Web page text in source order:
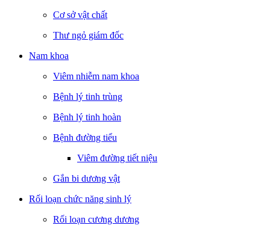
Cơ sở vật chất
Thư ngỏ giám đốc
Nam khoa
Viêm nhiễm nam khoa
Bệnh lý tinh trùng
Bệnh lý tinh hoàn
Bệnh đường tiểu
Viêm đường tiết niệu
Gắn bi dương vật
Rối loạn chức năng sinh lý
Rối loạn cương dương